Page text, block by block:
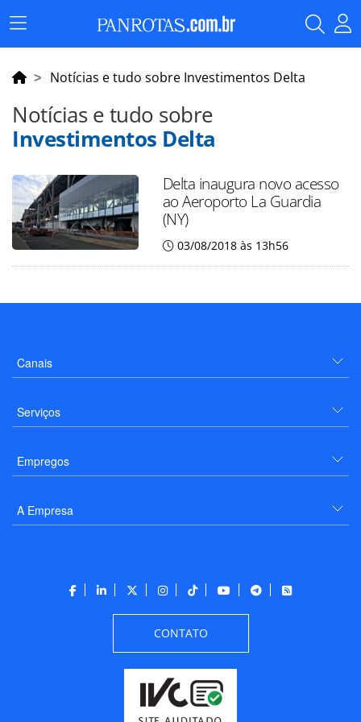
Menu
Principal
Notícias e tudo sobre Investimentos Delta
Notícias e tudo sobre
Investimentos Delta
Delta inaugura novo acesso
ao Aeroporto La Guardia
(NY)
03/08/2018 às 13h56
Canais
Serviços
Empregos
A Empresa
CONTATO